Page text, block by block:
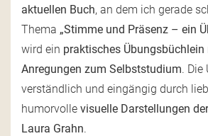
aktuellen Buch, an dem ich gerade
Thema „Stimme und Präsenz – ein
wird ein praktisches Übungsbüchlein
Anregungen zum Selbststudium. Die
verständlich und eingängig durch
humorvolle visuelle Darstellungen
Laura Grahn.